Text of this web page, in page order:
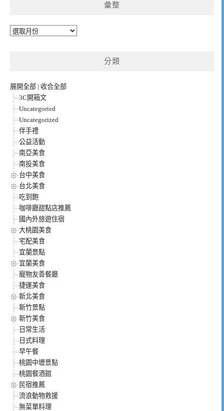
彙整
彙
分類
展開全部 | 收合全部
3C開箱文
Uncategoried
Uncategorized
伴手禮
公益活動
南亞美食
南投美食
台中美食
台北美食
吃到飽
咖啡廳甜點店推薦
國內外旅遊住宿
大桃園美食
宅配美食
宜蘭景點
宜蘭美食
寵物友善餐廳
捷運美食
新北美食
新竹景點
新竹美食
日常生活
日式料理
早午餐
桃園中壢景點
桃園餐酒館
民宿推薦
流浪動物救援
無菜單料理